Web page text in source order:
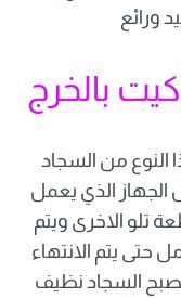
ورائع
بالخرج
النوع من السجاد
الجهاز الذي يعمل
تلو الاخرى ويتم
حتى يتم الانتهاء
السجاد نظيف